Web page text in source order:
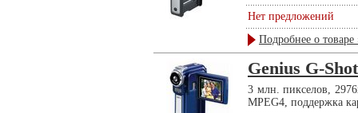
Нет предложений
Подробнее о товаре
Genius G-
3 млн. пикселов,
MPEG4, поддержка